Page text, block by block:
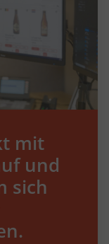
mit
und
sich